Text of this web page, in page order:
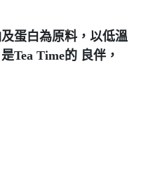
蛋白為原料，以低溫
Tea Time的 良伴，